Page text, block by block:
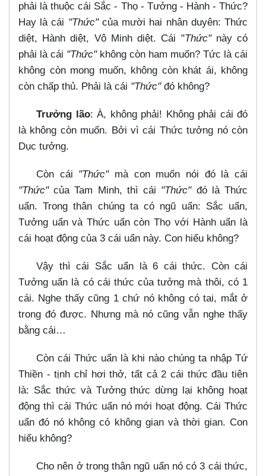
phải là thuộc cái Sắc - Thọ - Tưởng - Hành - Thức?
Hay là cái "Thức"của mười hai nhân duyên: Thức
diệt, Hành diệt, Vô Minh diệt. Cái "Thức"này có
phải là cái "Thức"không còn ham muốn? Tức là cái
không còn mong muốn, không còn khát ái, không
còn chấp thủ. Phải là cái "Thức"đó không?
Trưởng lão: À, không phải! Không phải cái đó
là không còn muốn. Bởi vì cái Thức tưởng nó còn
Dục tưởng.
Còn cái "Thức"mà con muốn nói đó là cái
"Thức"của Tam Minh, thì cái "Thức"đó là Thức
uẩn. Trong thân chúng ta có ngũ uẩn: Sắc uẩn,
Tưởng uẩn và Thức uẩn còn Thọ với Hành uẩn là
cái hoạt động của 3 cái uẩn này. Con hiểu không?
Vậy thì cái Sắc uẩn là 6 cái thức. Còn cái
Tưởng uẩn là có cái thức của tưởng mà thôi, có 1
cái. Nghe thấy cũng 1 chứ nó không có tai, mắt ở
trong đó được. Nhưng mà nó cũng vẫn nghe thấy
bằng cái…​
Còn cái Thức uẩn là khi nào chúng ta nhập Tứ
Thiền - tịnh chỉ hơi thở, tất cả 2 cái thức đầu tiên
là: Sắc thức và Tưởng thức dừng lại không hoạt
động thì cái Thức uẩn nó mới hoạt động. Cái Thức
uẩn đó nó không có không gian và thời gian. Con
hiểu không?
Cho nên ở trong thân ngũ uẩn nó có 3 cái thức,